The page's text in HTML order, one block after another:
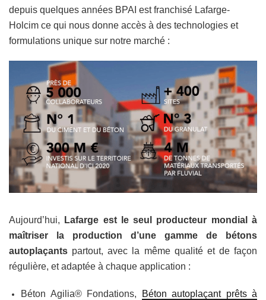
depuis quelques années BPAI est franchisé Lafarge-
Holcim ce qui nous donne accès à des technologies et
formulations unique sur notre marché :
Aujourd’hui,
Lafarge est le seul producteur mondial à
maîtriser la production d’une gamme de bétons
autoplaçants partout, avec la même qualité et de façon
régulière, et adaptée à chaque application :
Béton Agilia® Fondations,
Béton autoplaçant prêts à